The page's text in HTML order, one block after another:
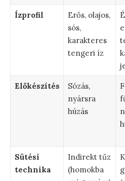
Ízprofil
Erős, olajos,
sós,
karakteres
tengeri íz
Előkészítés
Sózás,
nyársra
húzás
Sütési
technika
Indirekt tűz
(homokba